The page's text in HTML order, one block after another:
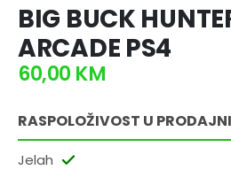
BIG BUCK
ARCADE PS4
60,00 KM
RASPOLOŽIVOST U
Jelah